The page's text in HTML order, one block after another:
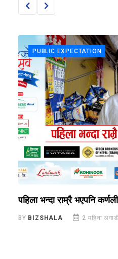
PUBLIC EXPECTATION
पहिला भन्दा राम्रै भएपनि
BY BIZSHALA 2 महिना